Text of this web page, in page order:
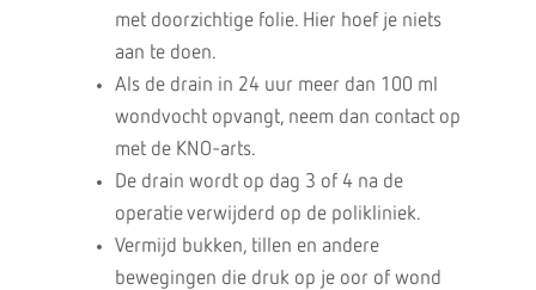
met doorzichtige folie. Hier hoef je niets
aan te doen.
Als de drain in 24 uur meer dan 100 ml
wondvocht opvangt, neem dan contact op
met de KNO-arts.
De drain wordt op dag 3 of 4 na de
operatie verwijderd op de polikliniek.
Vermijd bukken, tillen en andere
bewegingen die druk op je oor of wond